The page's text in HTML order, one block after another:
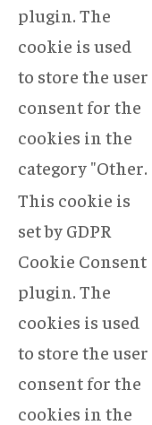
plugin. The
cookie is used
to store the user
consent for the
cookies in the
category "Other.
This cookie is
set by GDPR
Cookie Consent
plugin. The
cookies is used
to store the user
consent for the
cookies in the